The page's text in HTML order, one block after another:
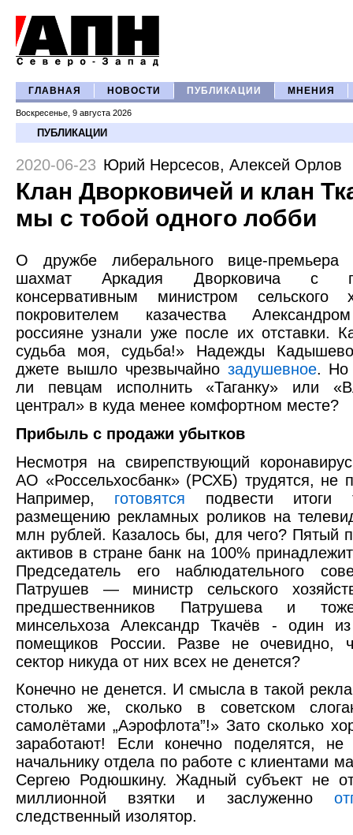
ГЛАВНАЯ НОВОСТИ ПУБЛИКАЦИИ МНЕНИЯ
Воскресенье, 9 августа 2026
ПУБЛИКАЦИИ
2020-06-23 Юрий Нерсесов, Алексей Орлов
Клан Дворковичей и клан
мы с тобой одного лобби
О дружбе либерального вице-
шахмат Аркадия Дворковича с
консервативным министром сельского
покровителем казачества
россияне узнали уже после их отставки.
судьба моя, судьба!» Надежды
джете вышло чрезвычайно задушевное. Но
ли певцам исполнить «Таганку» или
централ» в куда менее комфортном месте?
Прибыль с продажи убытков
Несмотря на свирепствующий
АО «Россельхосбанк» (РСХБ) трудятся, не
Например, готовятся подвести итоги
размещению рекламных роликов на
млн рублей. Казалось бы, для чего? Пятый
активов в стране банк на 100% принадлежит
Председатель его наблюдательного
Патрушев — министр сельского
предшественников Патрушева и
минсельхоза Александр Ткачёв - один
помещиков России. Разве не очевидно,
сектор никуда от них всех не денется?
Конечно не денется. И смысла в такой
столько же, сколько в советском
самолётами „Аэрофлота”!» Зато сколько
заработают! Если конечно поделятся, не
начальнику отдела по работе с клиентами
Сергею Родюшкину. Жадный субъект не
миллионной взятки и заслуженно
следственный изолятор.